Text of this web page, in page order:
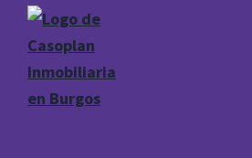
Skip
main
content